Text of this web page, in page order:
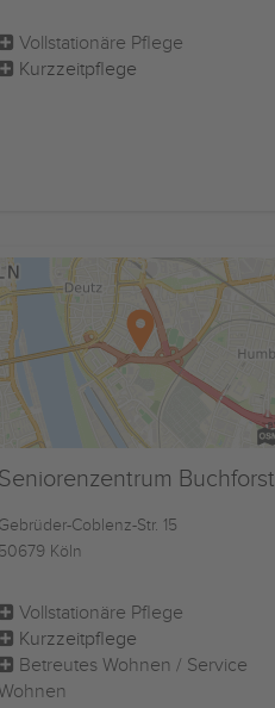
Vollstationäre Pflege
Kurzzeitpflege
Seniorenzentrum Buchforst
Gebrüder-Coblenz-Str. 15
50679 Köln
Vollstationäre Pflege
Kurzzeitpflege
Betreutes Wohnen / Service